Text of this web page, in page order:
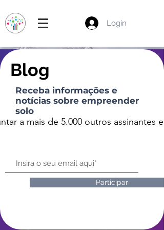
Login
Blog
Receba informações e
notícias sobre empreender
solo
a mais de 5.000 outros assinantes e
Participar